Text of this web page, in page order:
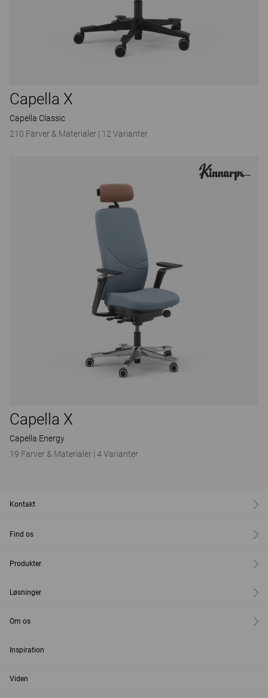
Capella X
Capella Classic
210 Farver & Materialer | 12 Varianter
Capella X
Capella Energy
19 Farver & Materialer | 4 Varianter
Kontakt
Find os
Produkter
Løsninger
Om os
Inspiration
Viden